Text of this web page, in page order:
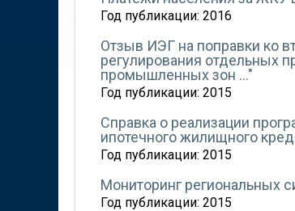
Год публикации: 2016
Отзыв ИЭГ на поправки ко
регулирования отдельных
промышленных зон ..."
Год публикации: 2015
Справка о реализации
ипотечного жилищного
Год публикации: 2015
Мониторинг региональных
Год публикации: 2015